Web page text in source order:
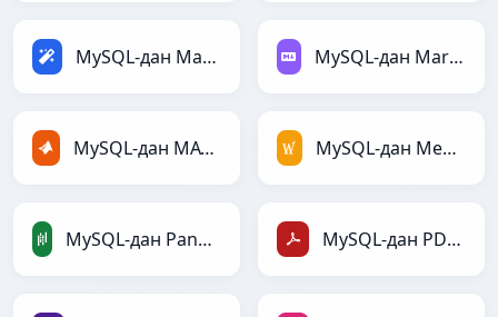
MySQL-дан Magic-ға MySQL-дан Markdown-ға
MySQL-дан MATLAB-ға MySQL-дан MediaWiki-ға
MySQL-дан PandasDataFrame-ға MySQL-дан PDF-ға